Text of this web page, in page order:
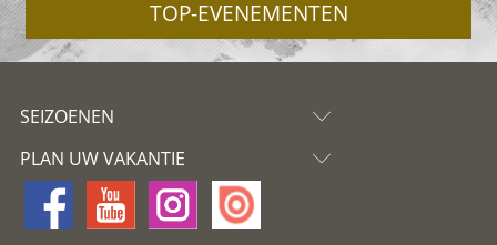
TOP-EVENEMENTEN
SEIZOENEN
PLAN UW VAKANTIE